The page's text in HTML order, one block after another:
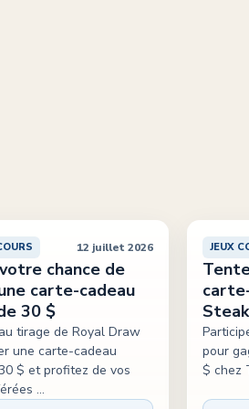
12 juillet 2026
chance de
carte-cadeau
30 $
tirage de Royal Draw
une carte-cadeau
$ et profitez de vos
...
JEUX
pour
$ chez